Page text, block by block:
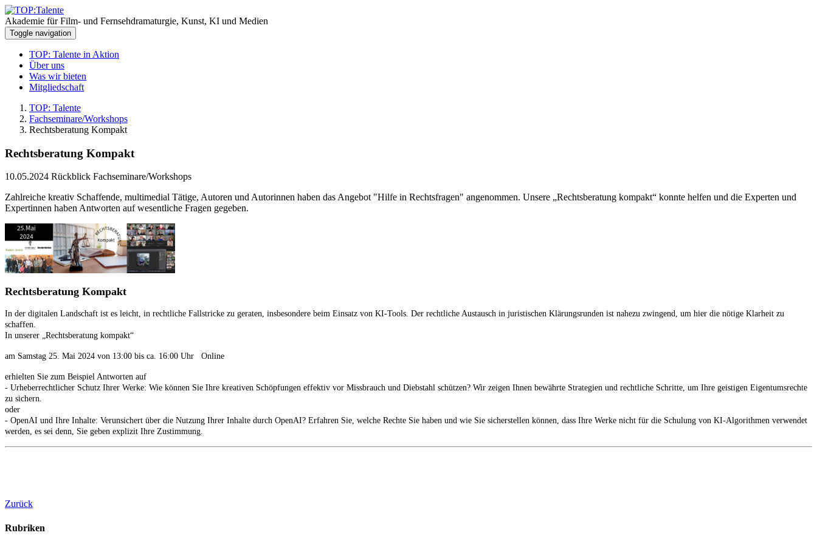
Akademie für Film- und Fernsehdramaturgie, Kunst, KI und Medien
Toggle navigation
TOP: Talente in Aktion
Über uns
Was wir bieten
Mitgliedschaft
TOP: Talente
Fachseminare/Workshops
Rechtsberatung Kompakt
Rechtsberatung Kompakt
10.05.2024 Rückblick Fachseminare/Workshops
Zahlreiche kreativ Schaffende, multimedial Tätige, Autoren und Autorinnen haben das Angebot "Hilfe in Rechtsfragen" angenommen. Unsere „Rechtsberatung kompakt“ konnte helfen und die Experten und
Expertinnen haben Antworten auf wesentliche Fragen gegeben.
Rechtsberatung Kompakt
In der digitalen Landschaft ist es leicht, in rechtliche Fallstricke zu geraten, insbesondere beim Einsatz von KI-Tools. Der rechtliche Austausch in juristischen Klärungsrunden ist nahezu zwingend, um hier die nötige Klarheit zu
schaffen.
In unserer „Rechtsberatung kompakt“
am Samstag 25. Mai 2024 von 13:00 bis ca. 16:00 Uhr Online
erhielten Sie zum Beispiel Antworten auf
- Urheberrechtlicher Schutz Ihrer Werke: Wie können Sie Ihre kreativen Schöpfungen effektiv vor Missbrauch und Diebstahl schützen? Wir zeigen Ihnen bewährte Strategien und rechtliche Schritte, um Ihre geistigen Eigentumsrechte
zu sichern.
oder
- OpenAI und Ihre Inhalte: Verunsichert über die Nutzung Ihrer Inhalte durch OpenAI? Erfahren Sie, welche Rechte Sie haben und wie Sie sicherstellen können, dass Ihre Werke nicht für die Schulung von KI-Algorithmen verwendet
werden, es sei denn, Sie geben explizit Ihre Zustimmung.
Zurück
Rubriken